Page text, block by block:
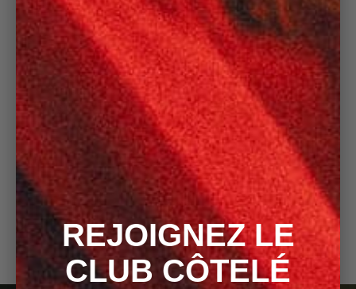
CÔTELÉ LOVERS
"Elle est magnifique. La couleur, la coupe, le velour. J’ai
hâte de la porter"
Florence L.
REJOIGNEZ LE
CLUB CÔTELÉ